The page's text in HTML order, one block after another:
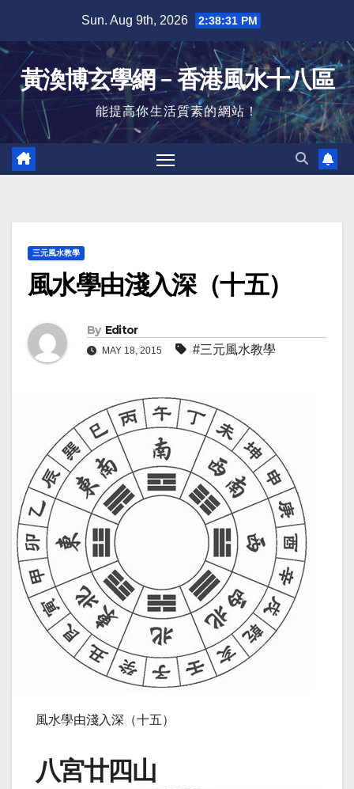
content
Sun. Aug 9th, 2026 2:38:31 PM
黃渙博玄學網﹣香港風水十八區
能提高你生活質素的網站！
三元風水教學
風水學由淺入深（十五）
By Editor
MAY 18, 2015 #三元風水教學
風水學由淺入深（十五）
八宮廿四山